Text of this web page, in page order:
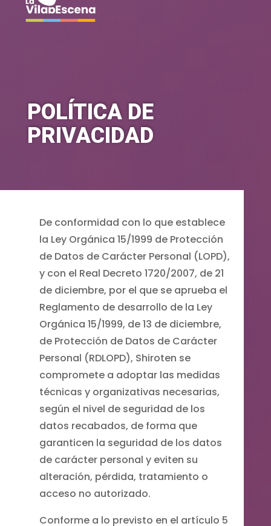
POLÍTICA DE
PRIVACIDAD
De conformidad con lo que establece
la Ley Orgánica 15/1999 de Protección
de Datos de Carácter Personal (LOPD),
y con el Real Decreto 1720/2007, de 21
de diciembre, por el que se aprueba el
Reglamento de desarrollo de la Ley
Orgánica 15/1999, de 13 de diciembre,
de Protección de Datos de Carácter
Personal (RDLOPD), Shiroten se
compromete a adoptar las medidas
técnicas y organizativas necesarias,
según el nivel de seguridad de los
datos recabados, de forma que
garanticen la seguridad de los datos
de carácter personal y eviten su
alteración, pérdida, tratamiento o
acceso no autorizado.
Conforme a lo previsto en el artículo 5